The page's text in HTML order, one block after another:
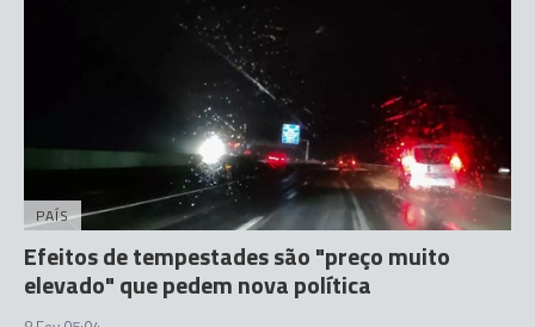
PAÍS
Efeitos de tempestades são "preço muito
elevado" que pedem nova política